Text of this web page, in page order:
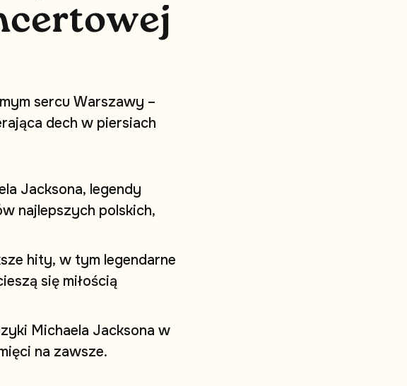
certowej
mym sercu Warszawy –
rająca dech w piersiach
la Jacksona, legendy
w najlepszych polskich,
sze hity, w tym legendarne
ieszą się miłością
zyki Michaela Jacksona w
ięci na zawsze.